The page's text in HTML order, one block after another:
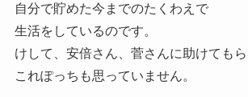
自分で貯めた今までのたくわえで
生活をしているのです。
けして、安倍さん、菅さんに助けても
これぽっちも思っていません。